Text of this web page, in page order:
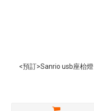
<預訂>Sanrio usb座枱燈